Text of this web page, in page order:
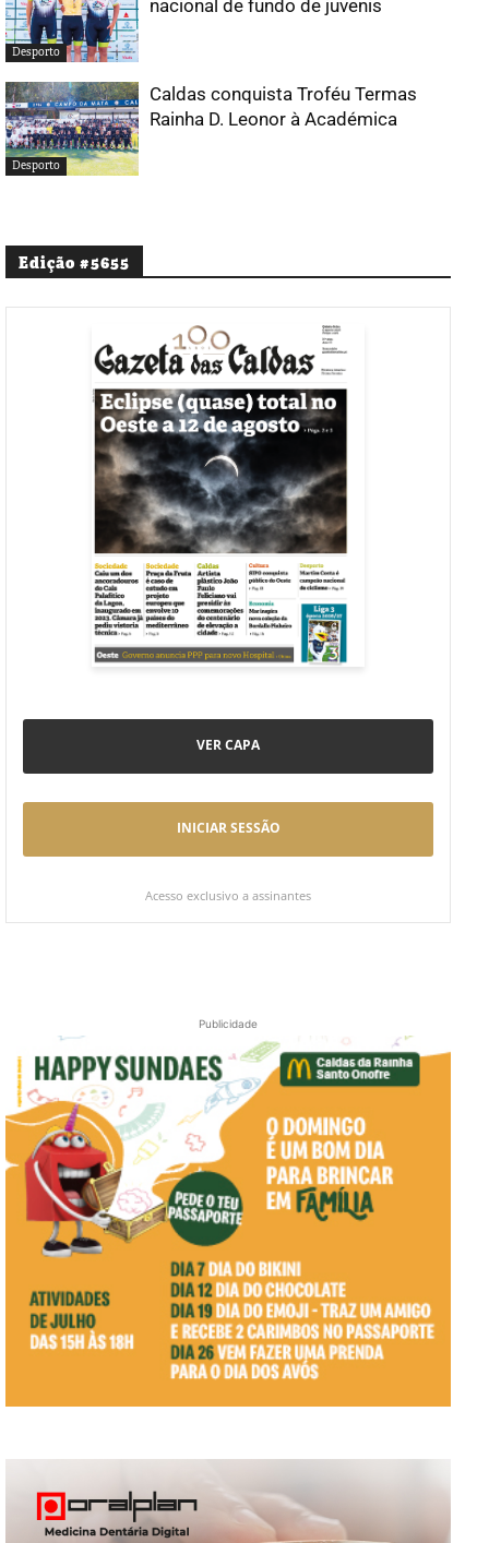
Desporto
nacional de fundo de juvenis
Desporto
Caldas conquista Troféu Termas
Rainha D. Leonor à Académica
Edição #5655
VER CAPA
INICIAR SESSÃO
Acesso exclusivo a assinantes
Publicidade